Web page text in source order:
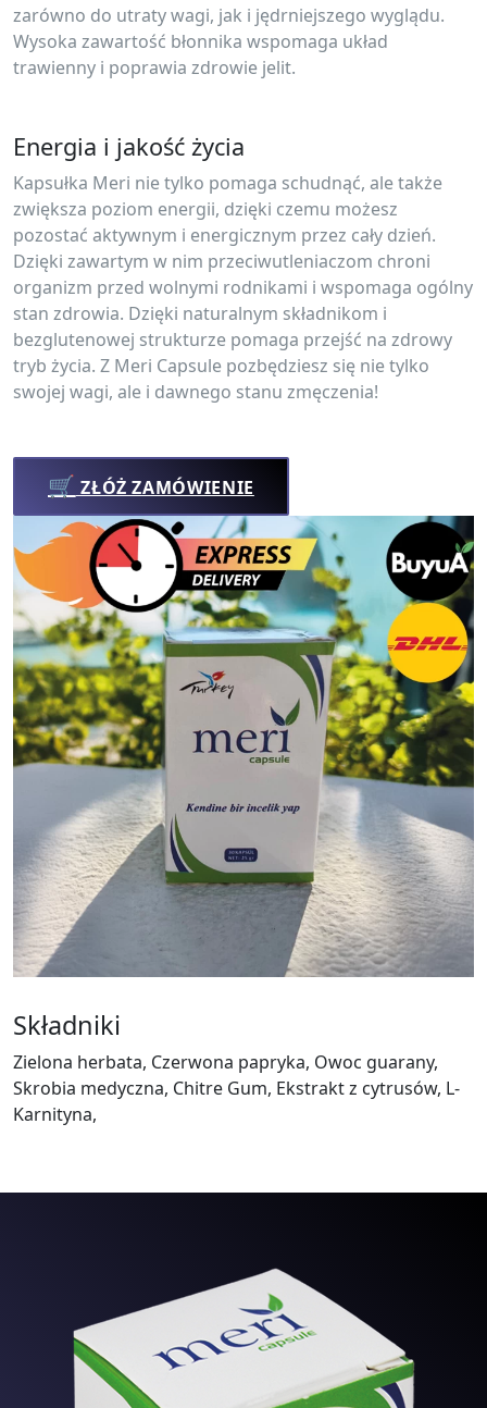
zarówno do utraty wagi, jak i jędrniejszego wyglądu.
Wysoka zawartość błonnika wspomaga układ
trawienny i poprawia zdrowie jelit.
Energia i jakość życia
Kapsułka Meri nie tylko pomaga schudnąć, ale także
zwiększa poziom energii, dzięki czemu możesz
pozostać aktywnym i energicznym przez cały dzień.
Dzięki zawartym w nim przeciwutleniaczom chroni
organizm przed wolnymi rodnikami i wspomaga ogólny
stan zdrowia. Dzięki naturalnym składnikom i
bezglutenowej strukturze pomaga przejść na zdrowy
tryb życia. Z Meri Capsule pozbędziesz się nie tylko
swojej wagi, ale i dawnego stanu zmęczenia!
🛒 ZŁÓŻ ZAMÓWIENIE
Składniki
Zielona herbata, Czerwona papryka, Owoc guarany,
Skrobia medyczna, Chitre Gum, Ekstrakt z cytrusów, L-
Karnityna,